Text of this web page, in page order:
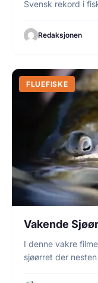
Svensk rekord i
Redaksjonen
FLUEFISKE
Vakende
I denne vakre
sjøørret der